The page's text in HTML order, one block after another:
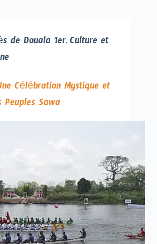
de Douala 1er, Culture et
Célébration Mystique et
Sawa